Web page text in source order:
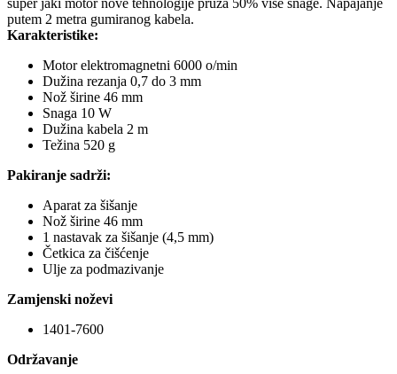
putem 2 metra gumiranog kabela.
Karakteristike:
Motor elektromagnetni 6000 o/min
Dužina rezanja 0,7 do 3 mm
Nož širine 46 mm
Snaga 10 W
Dužina kabela 2 m
Težina 520 g
Pakiranje sadrži:
Aparat za šišanje
Nož širine 46 mm
1 nastavak za šišanje (4,5 mm)
Četkica za čišćenje
Ulje za podmazivanje
Zamjenski noževi
1401-7600
Održavanje